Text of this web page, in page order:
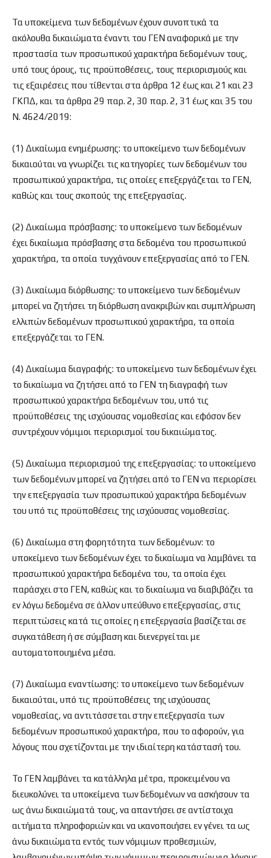
Τα υποκείμενα των δεδομένων έχουν συνοπτικά τα
ακόλουθα δικαιώματα έναντι του ΓΕΝ αναφορικά με την
προστασία των προσωπικού χαρακτήρα δεδομένων τους,
υπό τους όρους, τις προϋποθέσεις, τους περιορισμούς και
τις εξαιρέσεις που τίθενται στα άρθρα 12 έως και 21 και 23
ΓΚΠΔ, και τα άρθρα 29 παρ. 2, 30 παρ. 2, 31 έως και 35 του
Ν. 4624/2019:
(1) Δικαίωμα ενημέρωσης: το υποκείμενο των δεδομένων
δικαιούται να γνωρίζει τις κατηγορίες των δεδομένων του
προσωπικού χαρακτήρα, τις οποίες επεξεργάζεται το ΓΕΝ,
καθώς και τους σκοπούς της επεξεργασίας.
(2) Δικαίωμα πρόσβασης: το υποκείμενο των δεδομένων
έχει δικαίωμα πρόσβασης στα δεδομένα του προσωπικού
χαρακτήρα, τα οποία τυγχάνουν επεξεργασίας από το ΓΕΝ.
(3) Δικαίωμα διόρθωσης: το υποκείμενο των δεδομένων
μπορεί να ζητήσει τη διόρθωση ανακριβών και συμπλήρωση
ελλιπών δεδομένων προσωπικού χαρακτήρα, τα οποία
επεξεργάζεται το ΓΕΝ.
(4) Δικαίωμα διαγραφής: το υποκείμενο των δεδομένων έχει
το δικαίωμα να ζητήσει από το ΓΕΝ τη διαγραφή των
προσωπικού χαρακτήρα δεδομένων του, υπό τις
προϋποθέσεις της ισχύουσας νομοθεσίας και εφόσον δεν
συντρέχουν νόμιμοι περιορισμοί του δικαιώματος.
(5) Δικαίωμα περιορισμού της επεξεργασίας: το υποκείμενο
των δεδομένων μπορεί να ζητήσει από το ΓΕΝ να περιορίσει
την επεξεργασία των προσωπικού χαρακτήρα δεδομένων
του υπό τις προϋποθέσεις της ισχύουσας νομοθεσίας.
(6) Δικαίωμα στη φορητότητα των δεδομένων: το
υποκείμενο των δεδομένων έχει το δικαίωμα να λαμβάνει τα
προσωπικού χαρακτήρα δεδομένα του, τα οποία έχει
παράσχει στο ΓΕΝ, καθώς και το δικαίωμα να διαβιβάζει τα
εν λόγω δεδομένα σε άλλον υπεύθυνο επεξεργασίας, στις
περιπτώσεις κατά τις οποίες η επεξεργασία βασίζεται σε
συγκατάθεση ή σε σύμβαση και διενεργείται με
αυτοματοποιημένα μέσα.
(7) Δικαίωμα εναντίωσης: το υποκείμενο των δεδομένων
δικαιούται, υπό τις προϋποθέσεις της ισχύουσας
νομοθεσίας, να αντιτάσσεται στην επεξεργασία των
δεδομένων προσωπικού χαρακτήρα, που το αφορούν, για
λόγους που σχετίζονται με την ιδιαίτερη κατάστασή του.
Το ΓΕΝ λαμβάνει τα κατάλληλα μέτρα, προκειμένου να
διευκολύνει τα υποκείμενα των δεδομένων να ασκήσουν τα
ως άνω δικαιώματά τους, να απαντήσει σε αντίστοιχα
αιτήματα πληροφοριών και να ικανοποιήσει εν γένει τα ως
άνω δικαιώματα εντός των νόμιμων προθεσμιών,